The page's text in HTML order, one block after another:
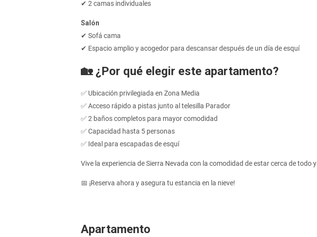
✔ 2 camas individuales
Salón
✔ Sofá cama
✔ Espacio amplio y acogedor para descansar después de un día de esquí
🏡 ¿Por qué elegir este apartamento?
✅ Ubicación privilegiada en Zona Media
✅ Acceso rápido a pistas junto al telesilla Parador
✅ 2 baños completos para mayor comodidad
✅ Capacidad hasta 5 personas
✅ Ideal para escapadas de esquí
Vive la experiencia de Sierra Nevada con la comodidad de estar cerca de todo
📅 ¡Reserva ahora y asegura tu estancia en la nieve!
Apartamento